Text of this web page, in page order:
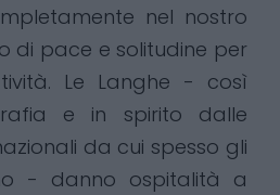
nel nostro
di pace e solitudine per
Le Langhe - così
e in spirito dalle
da cui spesso gli
- danno ospitalità a